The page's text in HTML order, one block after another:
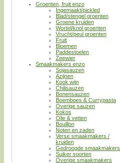
Groenten, fruit enzo
Ingemaakt/pickled
Blad/stengel groenten
Groene kruiden
Wortel/knol groenten
Vrucht/peul groenten
Fruit
Bloemen
Paddestoelen
Zeewier
Smaakmakers enzo
Sojasauzen
Azijnen
Kook wijn
Chilisauzen
Bonensauzen
Boemboes & Currypasta
Overige sauzen
Kokos
Olie & vetten
Bouillon
Noten en zaden
Verse smaakmakers /
kruiden
Gedroogde smaakmakers
Suiker soorten
Overige smaakmakers